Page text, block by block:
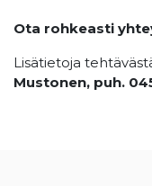
Ota rohkeasti
Lisätietoja
Mustonen, puh.